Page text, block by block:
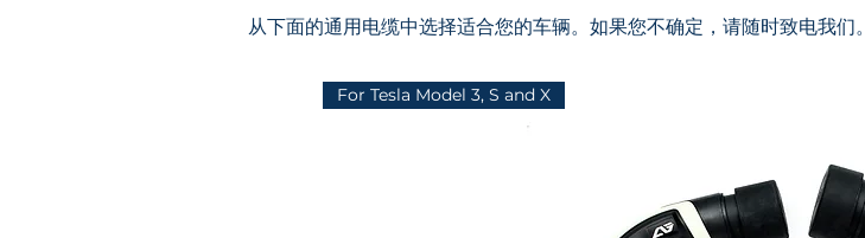
从下面的通用电缆中选择适合您的车辆。如果您不确定，请随时致电我们。
For Tesla Model 3, S and X